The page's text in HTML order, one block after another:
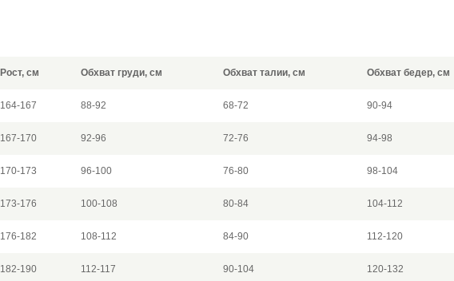
Рост, см Обхват груди, см Обхват талии, см Обхват бедер, см
164-167 88-92 68-72 90-94
167-170 92-96 72-76 94-98
170-173 96-100 76-80 98-104
173-176 100-108 80-84 104-112
176-182 108-112 84-90 112-120
182-190 112-117 90-104 120-132